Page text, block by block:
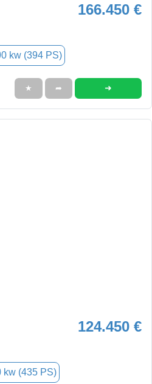
166.450 €
kw (394 PS)
★ ➦ ➜
124.450 €
kw (435 PS)